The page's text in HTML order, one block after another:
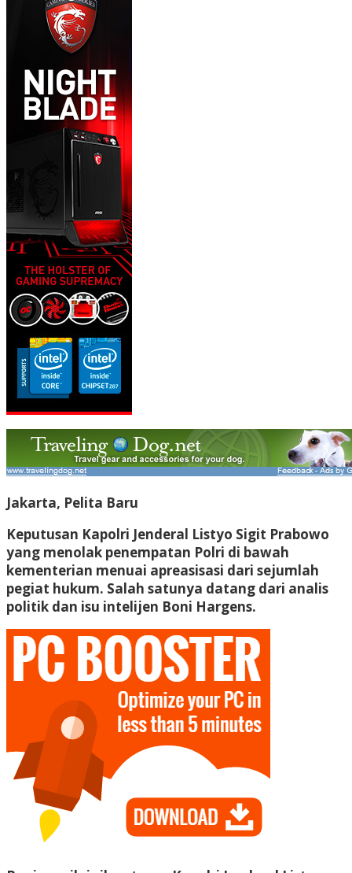
Jakarta, Pelita Baru
Keputusan Kapolri Jenderal Listyo Sigit Prabowo
yang menolak penempatan Polri di bawah
kementerian menuai apreasisasi dari sejumlah
pegiat hukum. Salah satunya datang dari analis
politik dan isu intelijen Boni Hargens.